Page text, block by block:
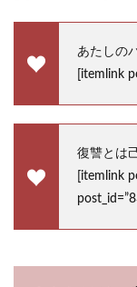
あたしの
[itemlink
復讐とは
[itemlink